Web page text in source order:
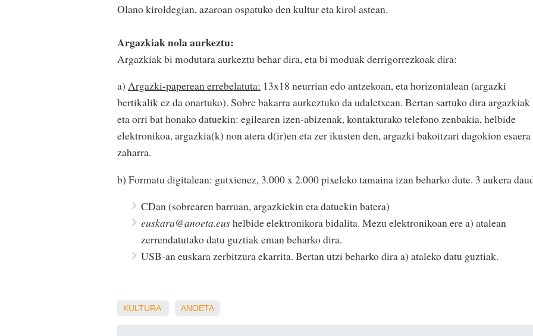
Olano kiroldegian, azaroan ospatuko den kultur eta kirol astean.
Argazkiak nola aurkeztu:
Argazkiak bi modutara aurkeztu behar dira, eta bi moduak derrigorrezkoak dira:
a) Argazki-paperean errebelatuta: 13x18 neurrian edo antzekoan, eta horizontalean (argazki
bertikalik ez da onartuko). Sobre bakarra aurkeztuko da udaletxean. Bertan sartuko dira argazkiak
eta orri bat honako datuekin: egilearen izen-abizenak, kontakturako telefono zenbakia, helbide
elektronikoa, argazkia(k) non atera d(ir)en eta zer ikusten den, argazki bakoitzari dagokion esaera
zaharra.
b) Formatu digitalean: gutxienez, 3.000 x 2.000 pixeleko tamaina izan beharko dute. 3 aukera
CDan (sobrearen barruan, argazkiekin eta datuekin batera)
euskara@anoeta.eushelbide elektronikora bidalita. Mezu elektronikoan ere a) atalean
zerrendatutako datu guztiak eman beharko dira.
USB-an euskara zerbitzura ekarrita. Bertan utzi beharko dira a) ataleko datu guztiak.
KULTURA ANOETA